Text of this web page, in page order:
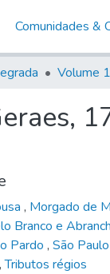
Comunidades &
, Morgado de
Branco e
Pardo , São Paulo
,Tributos régios